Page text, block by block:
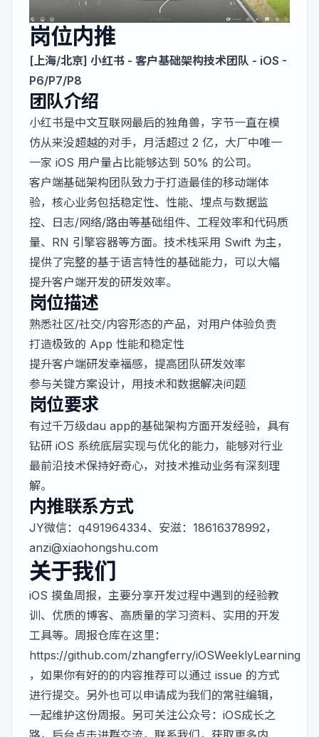
岗位内推
[上海/北京] 小红书 - 客户基础架构技术团队 - iOS -
P6/P7/P8
团队介绍
小红书是中文互联网最后的独角兽，字节一直在模
仿从来没超越的对手，月活超过 2 亿，大厂中唯一
一家 iOS 用户量占比能够达到 50% 的公司。
客户端基础架构团队致力于打造最佳的移动端体
验，核心业务包括稳定性、性能、埋点与数据监
控、日志/网络/路由等基础组件、工程效率和代码质
量、RN 引擎容器等方面。技术栈采用 Swift 为主，
提供了完整的基于语言特性的基础能力，可以大幅
提升客户端开发的研发效率。
岗位描述
熟悉社区/社交/内容形态的产品，对用户体验负责
打造极致的 App 性能和稳定性
提升客户端研发幸福感，提高团队研发效率
参与关键方案设计，用技术和数据解决问题
岗位要求
有过千万级dau app的基础架构方面开发经验，具有
钻研 iOS 系统底层实现与优化的能力，能够对行业
最前沿技术保持好奇心，对技术推动业务有深刻理
解。
内推联系方式
JY微信：q491964334、安滋：18616378992，
anzi@xiaohongshu.com
关于我们
iOS 摸鱼周报，主要分享开发过程中遇到的经验教
训、优质的博客、高质量的学习资料、实用的开发
工具等。周报仓库在这里：
https://github.com/zhangferry/iOSWeeklyLearning
，如果你有好的的内容推荐可以通过 issue 的方式
进行提交。另外也可以申请成为我们的常驻编辑，
一起维护这份周报。另可关注公众号：iOS成长之